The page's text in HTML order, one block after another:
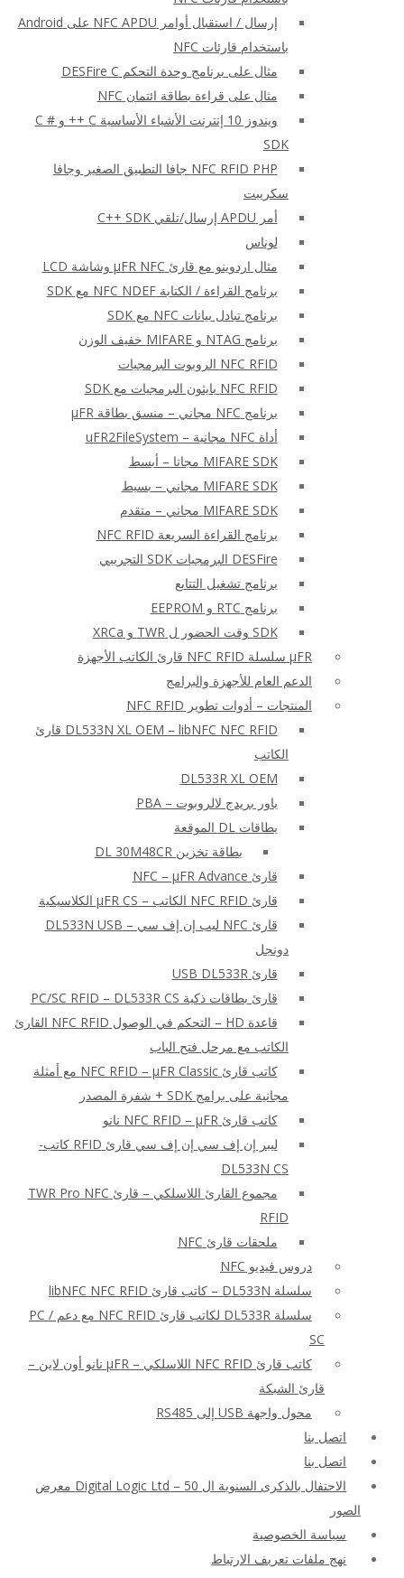
إرسال / استقبال أوامر NFC APDU على Android
باستخدام قارئات NFC
مثال على برنامج وحدة التحكم DESFire C
مثال على قراءة بطاقة ائتمان NFC
ويندوز 10 إنترنت الأشياء الأساسية C ++ و C #
SDK
NFC RFID PHP جافا التطبيق الصغير وجافا
سكريبت
أمر APDU إرسال/تلقي C++ SDK
لوناس
مثال اردوينو مع قارئ μFR NFC وشاشة LCD
برنامج القراءة / الكتابة NFC NDEF مع SDK
برنامج تبادل بيانات NFC مع SDK
برنامج NTAG و MIFARE خفيف الوزن
NFC RFID الروبوت البرمجيات
NFC RFID بايثون البرمجيات مع SDK
برنامج NFC مجاني – منسق بطاقة μFR
أداة NFC مجانية – uFR2FileSystem
MIFARE SDK مجانا – أبسط
MIFARE SDK مجاني – بسيط
MIFARE SDK مجاني – متقدم
برنامج القراءة السريعة NFC RFID
DESFire البرمجيات SDK التجريبي
برنامج تشغيل التتابع
برنامج RTC و EEPROM
SDK وقت الحضور ل TWR و XRCa
μFR سلسلة NFC RFID قارئ الكاتب الأجهزة
الدعم العام للأجهزة والبرامج
المنتجات – أدوات تطوير NFC RFID
DL533N XL OEM – libNFC NFC RFID قارئ
الكاتب
DL533R XL OEM
باور بريدج لالروبوت – PBA
بطاقات DL الموقعة
بطاقة تخزين DL 30M48CR
قارئ NFC – μFR Advance
قارئ NFC RFID الكاتب – μFR CS الكلاسيكية
قارئ NFC ليب إن إف سي – DL533N USB
دونجل
قارئ USB DL533R
قارئ بطاقات ذكية PC/SC RFID – DL533R CS
قاعدة HD – التحكم في الوصول NFC RFID القارئ
الكاتب مع مرحل فتح الباب
كاتب قارئ NFC RFID – μFR Classic مع أمثلة
مجانية على برامج SDK + شفرة المصدر
كاتب قارئ NFC RFID – μFR نانو
ليبر إن إف سي إن إف سي قارئ RFID كاتب-
DL533N CS
مجموع القارئ اللاسلكي – قارئ TWR Pro NFC
RFID
ملحقات قارئ NFC
دروس فيديو NFC
سلسلة DL533N – كاتب قارئ libNFC NFC RFID
سلسلة DL533R لكاتب قارئ NFC RFID مع دعم PC /
SC
كاتب قارئ NFC RFID اللاسلكي – μFR نانو أون لاين –
قارئ الشبكة
محول واجهة USB إلى RS485
اتصل بنا
اتصل بنا
الاحتفال بالذكرى السنوية ال 50 – Digital Logic Ltd معرض
الصور
سياسة الخصوصية
نهج ملفات تعريف الارتباط